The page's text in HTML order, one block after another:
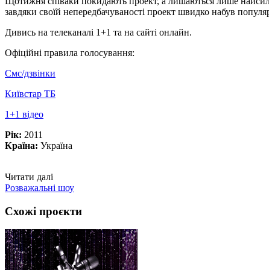
завдяки своїй непередбачуваності проект швидко набув
Дивись на телеканалі 1+1 та на сайті онлайн.
Офіційні правила голосування:
Смс/дзвінки
Київстар ТБ
1+1 відео
Рік: 2011
Країна: Україна
Читати далі
Розважальні шоу
Схожі проєкти